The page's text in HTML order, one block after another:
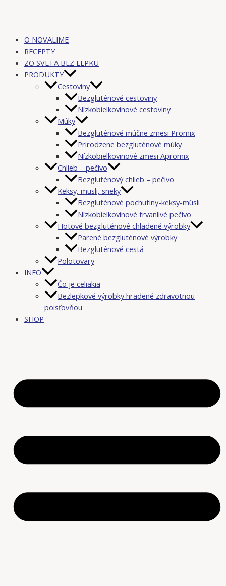
O NOVALIME
RECEPTY
ZO SVETA BEZ LEPKU
PRODUKTY
Cestoviny
Bezgluténové cestoviny
Nízkobielkovinové cestoviny
Múky
Bezgluténové múčne zmesi Promix
Prirodzene bezgluténové múky
Nízkobielkovinové zmesi Apromix
Chlieb – pečivo
Bezgluténový chlieb – pečivo
Keksy, müsli, sneky
Bezgluténové pochutiny-keksy-müsli
Nízkobielkovinové trvanlivé pečivo
Hotové bezgluténové chladené výrobky
Parené bezgluténové výrobky
Bezgluténové cestá
Polotovary
INFO
Čo je celiakia
Bezlepkové výrobky hradené zdravotnou
poisťovňou
SHOP